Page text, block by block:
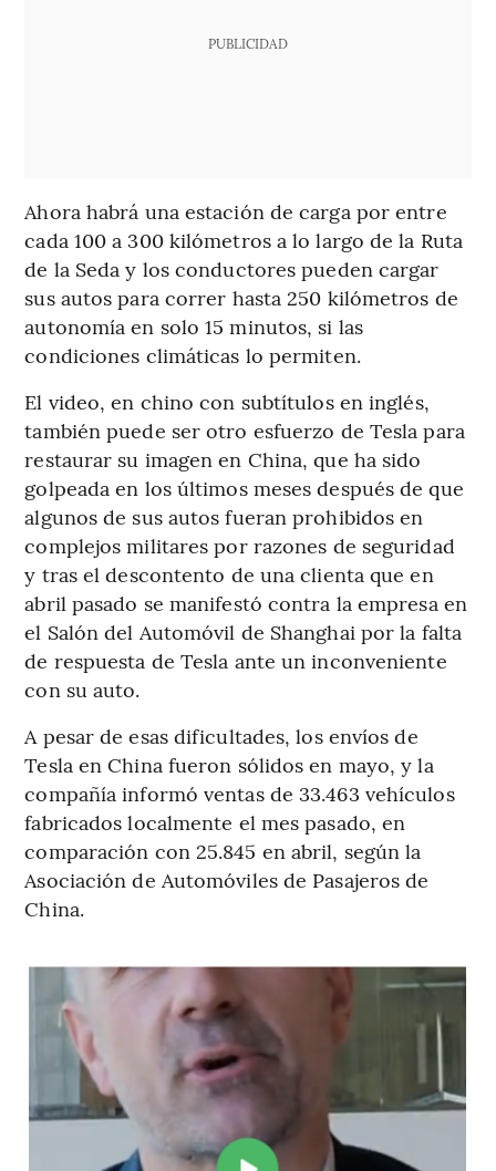
PUBLICIDAD
Ahora habrá una estación de carga por entre
cada 100 a 300 kilómetros a lo largo de la Ruta
de la Seda y los conductores pueden cargar
sus autos para correr hasta 250 kilómetros de
autonomía en solo 15 minutos, si las
condiciones climáticas lo permiten.
El video, en chino con subtítulos en inglés,
también puede ser otro esfuerzo de Tesla para
restaurar su imagen en China, que ha sido
golpeada en los últimos meses después de que
algunos de sus autos fueran prohibidos en
complejos militares por razones de seguridad
y tras el descontento de una clienta que en
abril pasado se manifestó contra la empresa en
el Salón del Automóvil de Shanghai por la falta
de respuesta de Tesla ante un inconveniente
con su auto.
A pesar de esas dificultades, los envíos de
Tesla en China fueron sólidos en mayo, y la
compañía informó ventas de 33.463 vehículos
fabricados localmente el mes pasado, en
comparación con 25.845 en abril, según la
Asociación de Automóviles de Pasajeros de
China.